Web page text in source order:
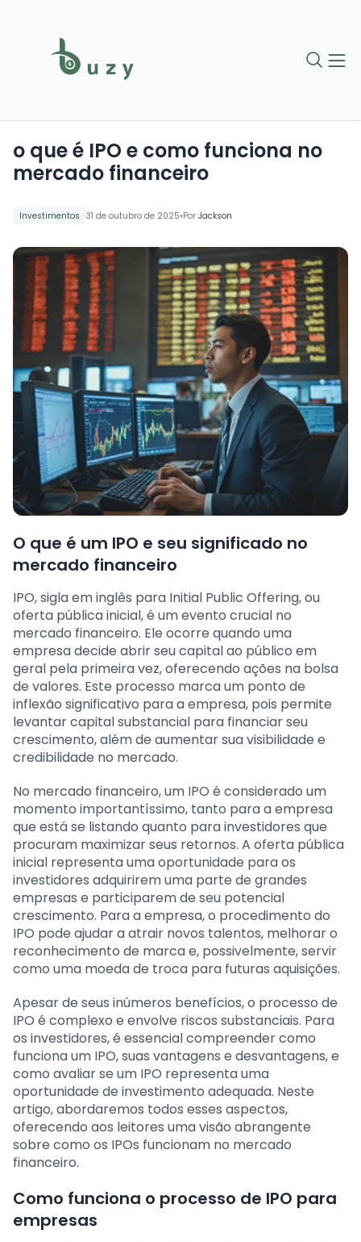
Investimentos 31 de outubro de 2025•Por Jackson
o que é IPO e como funciona no
mercado financeiro
O que é um IPO e seu significado no
mercado financeiro
IPO, sigla em inglês para Initial Public Offering, ou
oferta pública inicial, é um evento crucial no
mercado financeiro. Ele ocorre quando uma
empresa decide abrir seu capital ao público em
geral pela primeira vez, oferecendo ações na bolsa
de valores. Este processo marca um ponto de
inflexão significativo para a empresa, pois permite
levantar capital substancial para financiar seu
crescimento, além de aumentar sua visibilidade e
credibilidade no mercado.
No mercado financeiro, um IPO é considerado um
momento importantíssimo, tanto para a empresa
que está se listando quanto para investidores que
procuram maximizar seus retornos. A oferta pública
inicial representa uma oportunidade para os
investidores adquirirem uma parte de grandes
empresas e participarem de seu potencial
crescimento. Para a empresa, o procedimento do
IPO pode ajudar a atrair novos talentos, melhorar o
reconhecimento de marca e, possivelmente, servir
como uma moeda de troca para futuras aquisições.
Apesar de seus inúmeros benefícios, o processo de
IPO é complexo e envolve riscos substanciais. Para
os investidores, é essencial compreender como
funciona um IPO, suas vantagens e desvantagens, e
como avaliar se um IPO representa uma
oportunidade de investimento adequada. Neste
artigo, abordaremos todos esses aspectos,
oferecendo aos leitores uma visão abrangente
sobre como os IPOs funcionam no mercado
financeiro.
Como funciona o processo de IPO para
empresas